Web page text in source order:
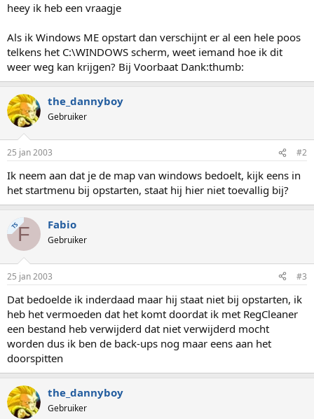
t
a
t
e
r
heey ik heb een vraagje
Als ik Windows ME opstart dan verschijnt er al een hele poos
telkens het C:\WINDOWS scherm, weet iemand hoe ik dit
weer weg kan krijgen? Bij Voorbaat Dank:thumb:
the_dannyboy
Gebruiker
25 jan 2003 #2
Ik neem aan dat je de map van windows bedoelt, kijk eens in
het startmenu bij opstarten, staat hij hier niet toevallig bij?
TSF Fabio
Gebruiker
25 jan 2003 #3
Dat bedoelde ik inderdaad maar hij staat niet bij opstarten, ik
heb het vermoeden dat het komt doordat ik met RegCleaner
een bestand heb verwijderd dat niet verwijderd mocht
worden dus ik ben de back-ups nog maar eens aan het
doorspitten
the_dannyboy
Gebruiker